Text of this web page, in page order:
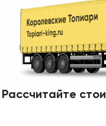
Рассчитайте